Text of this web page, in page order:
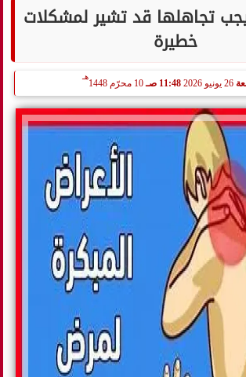
يجب تجاهلها قد تشير لمشكلات
خطيرة
11:48 صـ 10 محرّم 1448
هـ